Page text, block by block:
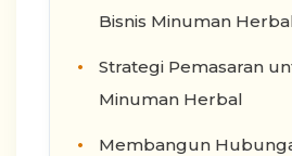
Bisnis Minuman
Strategi Pemasaran
Minuman Herbal
Membangun